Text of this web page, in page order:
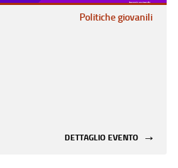
Politiche giovanili
DETTAGLIO EVENTO